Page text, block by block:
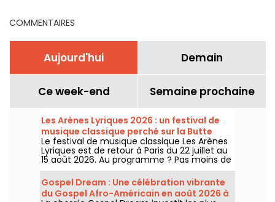
COMMENTAIRES
Aujourd'hui Demain
Ce week-end Semaine prochaine
Les Arènes Lyriques 2026 : un festival de
musique classique perché sur la Butte
Montmartre
Le festival de musique classique Les Arènes
Lyriques est de retour à Paris du 22 juillet au
15 août 2026. Au programme ? Pas moins de
16 concerts donnés au sein des Arènes de
Montmartre, un cadre idyllique pour écouter
les grands classiques.
Gospel Dream : Une célébration vibrante
du Gospel Afro-Américain en août 2026 à